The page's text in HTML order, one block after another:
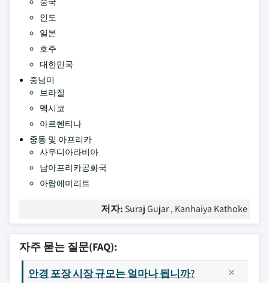
인도
일본
호주
대한민국
중남미
브라질
멕시코
아르헨티나
중동 및 아프리카
사우디아라비아
남아프리카공화국
아랍에미리트
저자: Suraj Gujar , Kanhaiya Kathoke
자주 묻는 질문(FAQ):
안경 포장 시장 규모는 얼마나 됩니까?